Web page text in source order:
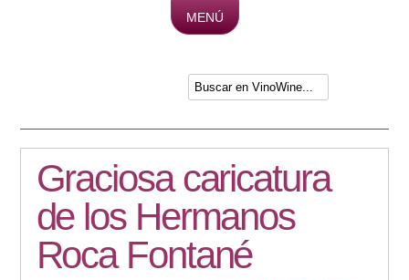
MENÚ
Graciosa caricatura
de los Hermanos
Roca Fontané